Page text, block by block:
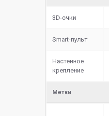
3D-очки
Smart-пульт
Настенное
крепление
Метки